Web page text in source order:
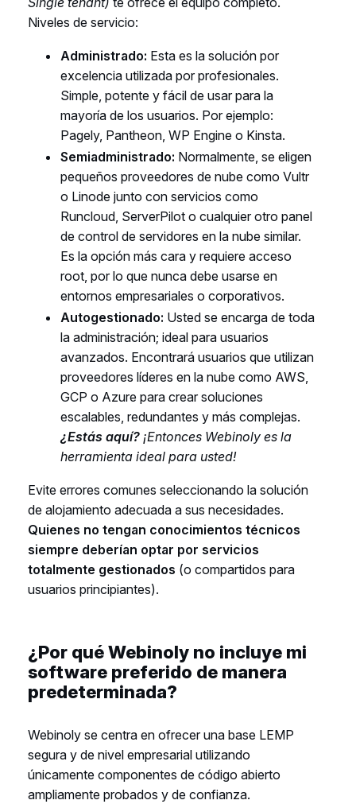
Niveles de servicio:
Administrado: Esta es la solución por
excelencia utilizada por profesionales.
Simple, potente y fácil de usar para la
mayoría de los usuarios. Por ejemplo:
Pagely, Pantheon, WP Engine o Kinsta.
Semiadministrado: Normalmente, se eligen
pequeños proveedores de nube como Vultr
o Linode junto con servicios como
Runcloud, ServerPilot o cualquier otro panel
de control de servidores en la nube similar.
Es la opción más cara y requiere acceso
root, por lo que nunca debe usarse en
entornos empresariales o corporativos.
Autogestionado: Usted se encarga de toda
la administración; ideal para usuarios
avanzados. Encontrará usuarios que utilizan
proveedores líderes en la nube como AWS,
GCP o Azure para crear soluciones
escalables, redundantes y más complejas.
¿Estás aquí?¡Entonces Webinoly es la
herramienta ideal para usted!
Evite errores comunes seleccionando la solución
de alojamiento adecuada a sus necesidades.
Quienes no tengan conocimientos técnicos
siempre deberían optar por servicios
totalmente gestionados (o compartidos para
usuarios principiantes).
¿Por qué Webinoly no incluye mi
software preferido de manera
predeterminada?
Webinoly se centra en ofrecer una base LEMP
segura y de nivel empresarial utilizando
únicamente componentes de código abierto
ampliamente probados y de confianza.